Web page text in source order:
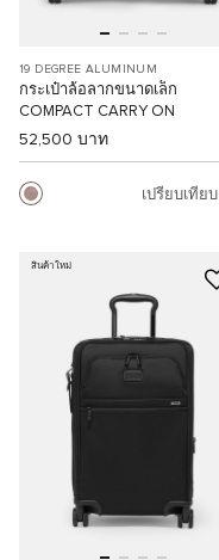
19 DEGREE ALUMINUM
กระเป๋าล้อลากขนาดเล็ก
COMPACT CARRY ON
52,500 บาท
เปรียบเทียบ
สินค้าใหม่